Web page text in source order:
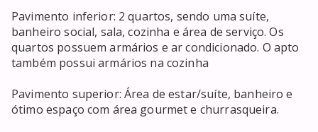
Pavimento inferior: 2 quartos, sendo uma suíte,
banheiro social, sala, cozinha e área de serviço. Os
quartos possuem armários e ar condicionado. O apto
também possui armários na cozinha
Pavimento superior: Área de estar/suíte, banheiro e
ótimo espaço com área gourmet e churrasqueira.